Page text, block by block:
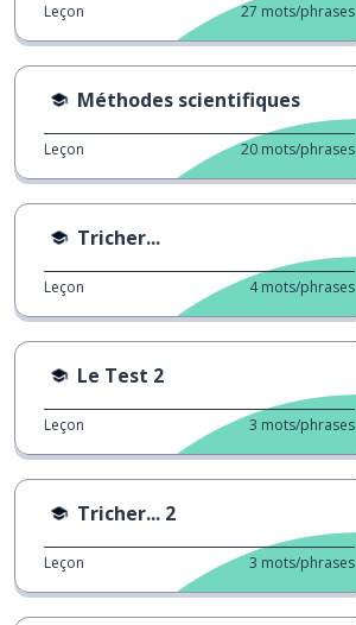
Leçon 27 mots/phrases
Méthodes scientifiques
Leçon 20 mots/phrases
Tricher...
Leçon 4 mots/phrases
Le Test 2
Leçon 3 mots/phrases
Tricher... 2
Leçon 3 mots/phrases